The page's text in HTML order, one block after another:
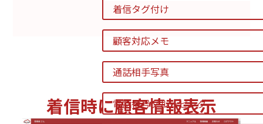
着信タグ付け
顧客対応メモ
通話相手写真
電話番号グルーピング
着信時に顧客情報表示